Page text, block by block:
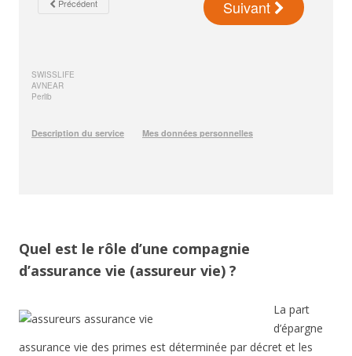
Quel est le rôle d’une compagnie
d’assurance vie (assureur vie) ?
La part
d’épargne
assurance vie des primes est déterminée par décret et les